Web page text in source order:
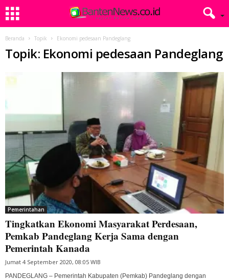
Beranda Topik Ekonomi pedesaan Pandeglang
Topik: Ekonomi pedesaan Pandeglang
Pemerintahan
Tingkatkan Ekonomi Masyarakat Perdesaan,
Pemkab Pandeglang Kerja Sama dengan
Pemerintah Kanada
Jumat 4 September 2020, 08:05 WIB
PANDEGLANG – Pemerintah Kabupaten (Pemkab) Pandeglang dengan